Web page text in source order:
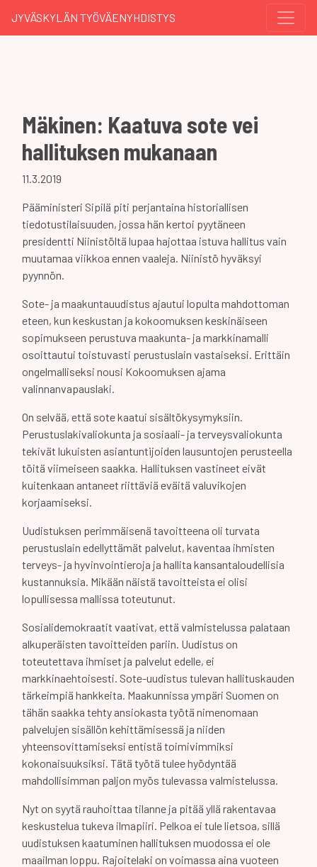
JYVÄSKYLÄN TYÖVÄENYHDISTYS
Mäkinen: Kaatuva sote vei
hallituksen mukanaan
11.3.2019
Pääministeri Sipilä piti perjantaina historiallisen
tiedotustilaisuuden, jossa hän kertoi pyytäneen
presidentti Niinistöltä lupaa hajottaa istuva hallitus vain
muutamaa viikkoa ennen vaaleja. Niinistö hyväksyi
pyynnön.
Sote- ja maakuntauudistus ajautui lopulta mahdottoman
eteen, kun keskustan ja kokoomuksen keskinäiseen
sopimukseen perustuva maakunta- ja markkinamalli
osoittautui toistuvasti perustuslain vastaiseksi. Erittäin
ongelmalliseksi nousi Kokoomuksen ajama
valinnanvapauslaki.
On selvää, että sote kaatui sisältökysymyksiin.
Perustuslakivaliokunta ja sosiaali- ja terveysvaliokunta
tekivät lukuisten asiantuntijoiden lausuntojen perusteella
töitä viimeiseen saakka. Hallituksen vastineet eivät
kuitenkaan antaneet riittäviä eväitä valuvikojen
korjaamiseksi.
Uudistuksen perimmäisenä tavoitteena oli turvata
perustuslain edellyttämät palvelut, kaventaa ihmisten
terveys- ja hyvinvointieroja ja hallita kansantaloudellisia
kustannuksia. Mikään näistä tavoitteista ei olisi
lopullisessa mallissa toteutunut.
Sosialidemokraatit vaativat, että valmistelussa palataan
alkuperäisten tavoitteiden pariin. Uudistus on
toteutettava ihmiset ja palvelut edelle, ei
markkinaehtoisesti. Sote-uudistus tulevan hallituskauden
tärkeimpiä hankkeita. Maakunnissa ympäri Suomen on
tähän saakka tehty ansiokasta työtä nimenomaan
palvelujen sisällön kehittämisessä ja niiden
yhteensovittamiseksi entistä toimivimmiksi
kokonaisuuksiksi. Tätä työtä tulee hyödyntää
mahdollisimman paljon myös tulevassa valmistelussa.
Nyt on syytä rauhoittaa tilanne ja pitää yllä rakentavaa
keskustelua tukeva ilmapiiri. Pelkoa ei tule lietsoa, sillä
uudistuksen kaatuminen hallituksen muodossa ei ole
maailman loppu. Rajoitelaki on voimassa aina vuoteen